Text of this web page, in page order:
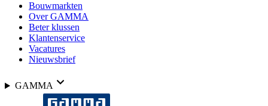
Bouwmarkten
Over GAMMA
Beter klussen
Klantenservice
Vacatures
Nieuwsbrief
GAMMA